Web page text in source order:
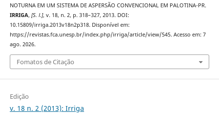
NOTURNA EM UM SISTEMA DE ASPERSÃO CONVENCIONAL EM PALOTINA-PR.
IRRIGA, [S. l.], v. 18, n. 2, p. 318–327, 2013. DOI:
10.15809/irriga.2013v18n2p318. Disponível em:
https://revistas.fca.unesp.br/index.php/irriga/article/view/545. Acesso em: 7
ago. 2026.
Fomatos de Citação
Edição
v. 18 n. 2 (2013): Irriga